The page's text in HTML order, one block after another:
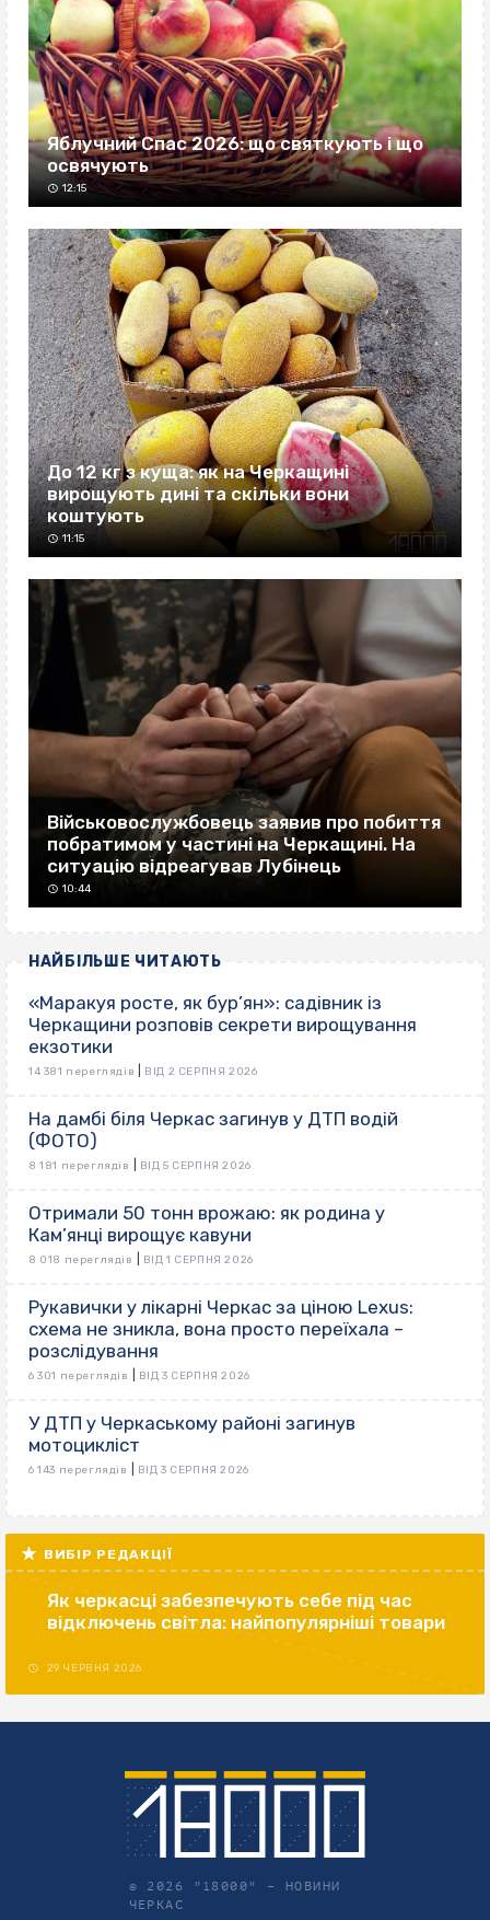
Яблучний Спас 2026: що святкують і що
освячують
12:15
До 12 кг з куща: як на Черкащині
вирощують дині та скільки вони
коштують
11:15
Військовослужбовець заявив про побиття
побратимом у частині на Черкащині. На
ситуацію відреагував Лубінець
10:44
НАЙБІЛЬШЕ ЧИТАЮТЬ
«Маракуя росте, як бур’ян»: садівник із
Черкащини розповів секрети вирощування
екзотики
14 381 переглядів ВІД 2 СЕРПНЯ 2026
На дамбі біля Черкас загинув у ДТП водій
(ФОТО)
8 181 переглядів ВІД 5 СЕРПНЯ 2026
Отримали 50 тонн врожаю: як родина у
Кам’янці вирощує кавуни
8 018 переглядів ВІД 1 СЕРПНЯ 2026
Рукавички у лікарні Черкас за ціною Lexus:
схема не зникла, вона просто переїхала –
розслідування
6 301 переглядів ВІД 3 СЕРПНЯ 2026
У ДТП у Черкаському районі загинув
мотоцикліст
6 143 переглядів ВІД 3 СЕРПНЯ 2026
ВИБІР РЕДАКЦІЇ
Як черкасці забезпечують себе під час
відключень світла: найпопулярніші товари
29 ЧЕРВНЯ 2026
© 2026 "18000" – НОВИНИ
ЧЕРКАС